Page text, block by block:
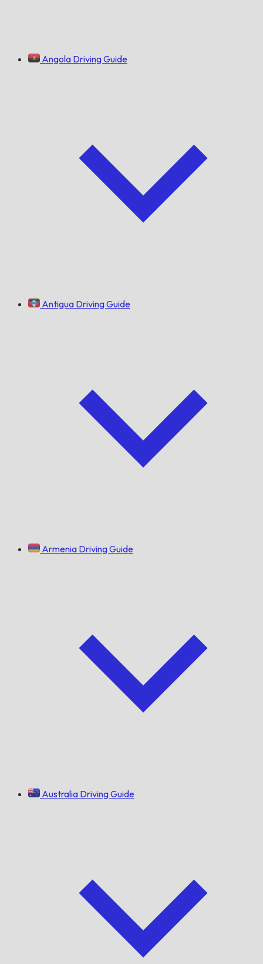
Angola Driving Guide
Antigua Driving Guide
Armenia Driving Guide
Australia Driving Guide